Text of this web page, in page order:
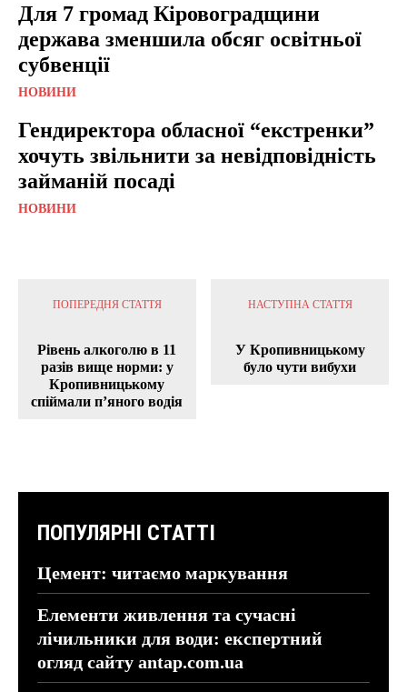
Для 7 громад Кіровоградщини
держава зменшила обсяг освітньої
субвенції
НОВИНИ
Гендиректора обласної “екстренки”
хочуть звільнити за невідповідність
займаній посаді
НОВИНИ
ПОПЕРЕДНЯ СТАТТЯ
Рівень алкоголю в 11
разів вище норми: у
Кропивницькому
спіймали п’яного водія
НАСТУПНА СТАТТЯ
У Кропивницькому
було чути вибухи
ПОПУЛЯРНІ СТАТТІ
Цемент: читаємо маркування
Елементи живлення та сучасні
лічильники для води: експертний
огляд сайту antap.com.ua